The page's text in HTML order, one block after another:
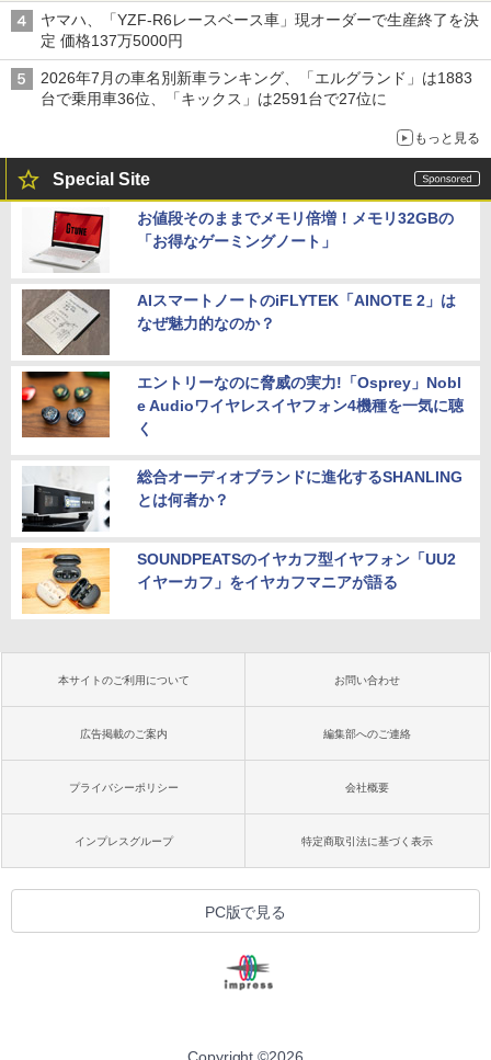
ヤマハ、「YZF-R6レースベース車」現オーダーで生産終了を決
定 価格137万5000円
2026年7月の車名別新車ランキング、「エルグランド」は1883
台で乗用車36位、「キックス」は2591台で27位に
もっと見る
Special Site
お値段そのままでメモリ倍増！メモリ32GBの
「お得なゲーミングノート」
AIスマートノートのiFLYTEK「AINOTE 2」は
なぜ魅力的なのか？
エントリーなのに脅威の実力!「Osprey」Nobl
e Audioワイヤレスイヤフォン4機種を一気に聴
く
総合オーディオブランドに進化するSHANLING
とは何者か？
SOUNDPEATSのイヤカフ型イヤフォン「UU2
イヤーカフ」をイヤカフマニアが語る
本サイトのご利用について お問い合わせ
広告掲載のご案内 編集部へのご連絡
プライバシーポリシー 会社概要
インプレスグループ 特定商取引法に基づく表示
PC版で見る
Copyright ©2026